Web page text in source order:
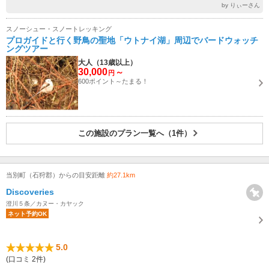
by りぃーさん
スノーシュー・スノートレッキング
プロガイドと行く野鳥の聖地「ウトナイ湖」周辺でバードウォッチ
ングツアー
大人（13歳以上）
30,000 円 ～
600ポイント～たまる！
この施設のプラン一覧へ（1件）
当別町（石狩郡）からの目安距離 約27.1km
Discoveries
澄川５条／カヌー・カヤック
ネット予約OK
5.0
(口コミ 2件)